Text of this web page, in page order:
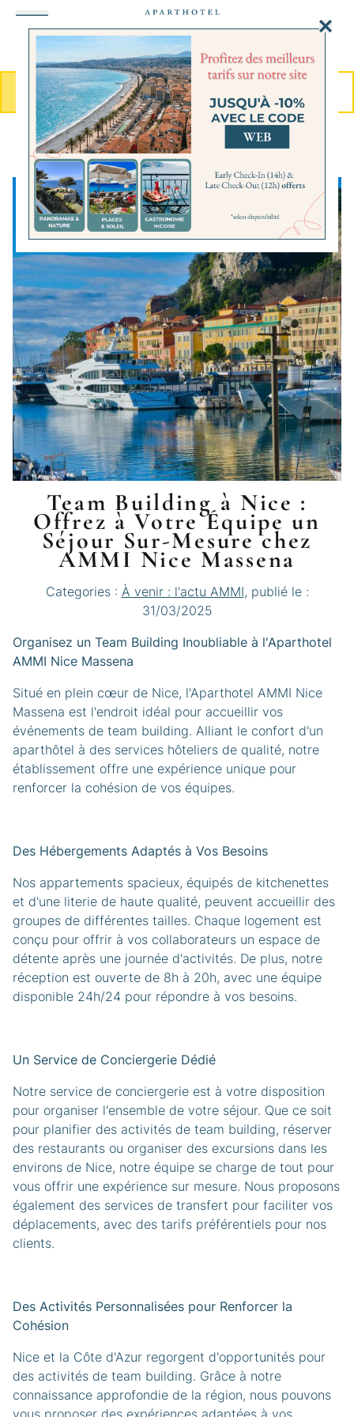
MENU
RÉSERVER
Team Building à Nice :
Offrez à Votre Équipe un
Séjour Sur-Mesure chez
AMMI Nice Massena
Categories : À venir : l'actu AMMI, publié le :
31/03/2025
Organisez un Team Building Inoubliable à l'Aparthotel
AMMI Nice Massena
Situé en plein cœur de Nice, l'Aparthotel AMMI Nice
Massena est l'endroit idéal pour accueillir vos
événements de team building. Alliant le confort d'un
aparthôtel à des services hôteliers de qualité, notre
établissement offre une expérience unique pour
renforcer la cohésion de vos équipes.
Des Hébergements Adaptés à Vos Besoins
Nos appartements spacieux, équipés de kitchenettes
et d'une literie de haute qualité, peuvent accueillir des
groupes de différentes tailles. Chaque logement est
conçu pour offrir à vos collaborateurs un espace de
détente après une journée d'activités. De plus, notre
réception est ouverte de 8h à 20h, avec une équipe
disponible 24h/24 pour répondre à vos besoins.
Un Service de Conciergerie Dédié
Notre service de conciergerie est à votre disposition
pour organiser l'ensemble de votre séjour. Que ce soit
pour planifier des activités de team building, réserver
des restaurants ou organiser des excursions dans les
environs de Nice, notre équipe se charge de tout pour
vous offrir une expérience sur mesure. Nous proposons
également des services de transfert pour faciliter vos
déplacements, avec des tarifs préférentiels pour nos
clients.
Des Activités Personnalisées pour Renforcer la
Cohésion
Nice et la Côte d'Azur regorgent d'opportunités pour
des activités de team building. Grâce à notre
connaissance approfondie de la région, nous pouvons
vous proposer des expériences adaptées à vos
Panneau de gestion des cookies